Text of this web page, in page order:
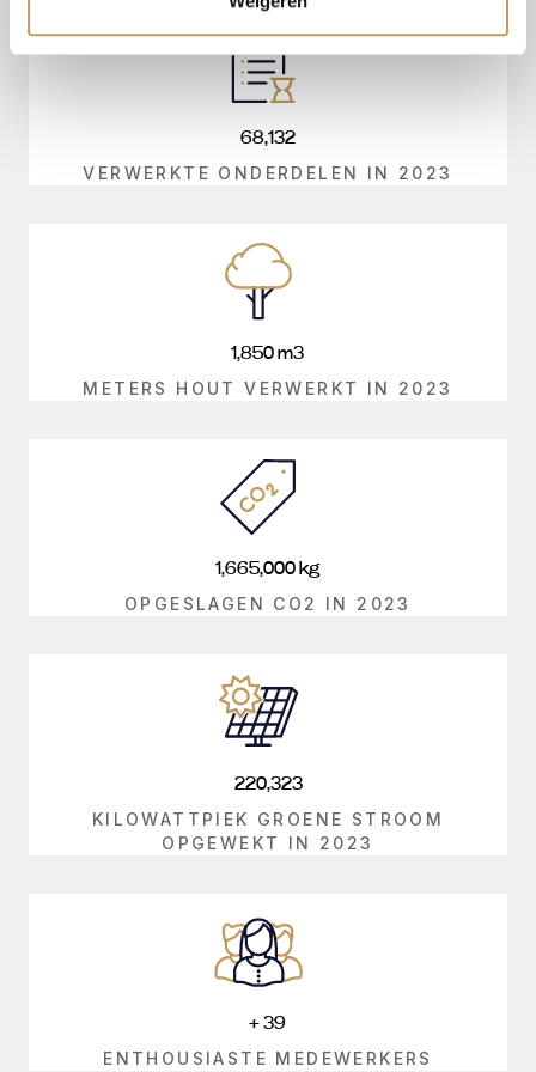
68,132
VERWERKTE ONDERDELEN IN 2023
1,850m3
METERS HOUT VERWERKT IN 2023
1,665,000 kg
OPGESLAGEN CO2 IN 2023
220,323
KILOWATTPIEK GROENE STROOM
OPGEWEKT IN 2023
+39
ENTHOUSIASTE MEDEWERKERS